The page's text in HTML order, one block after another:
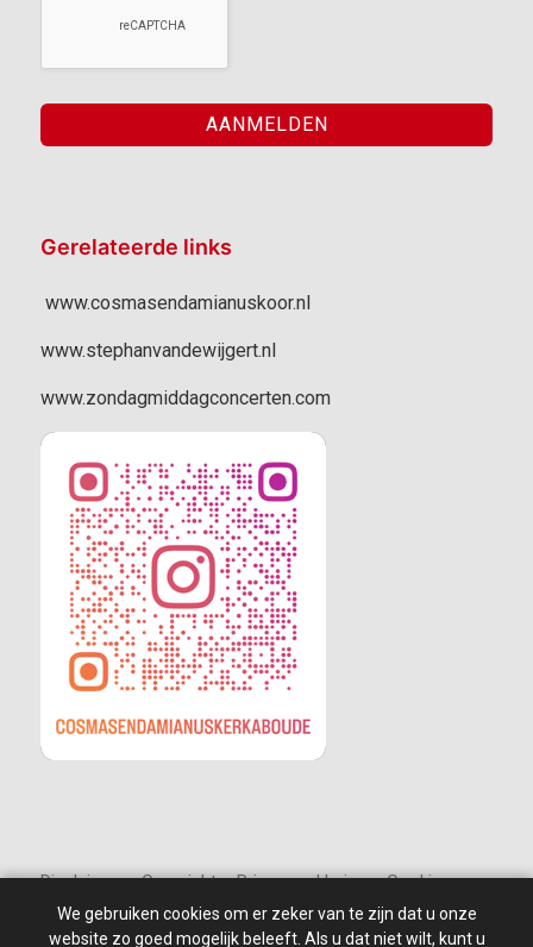
Gerelateerde links
www.cosmasendamianuskoor.nl
www.stephanvandewijgert.nl
www.zondagmiddagconcerten.com
Disclaimer – Copyright – Privacyverklaring – Cookies
We gebruiken cookies om er zeker van te zijn dat u onze
website zo goed mogelijk beleeft. Als u dat niet wilt, kunt u